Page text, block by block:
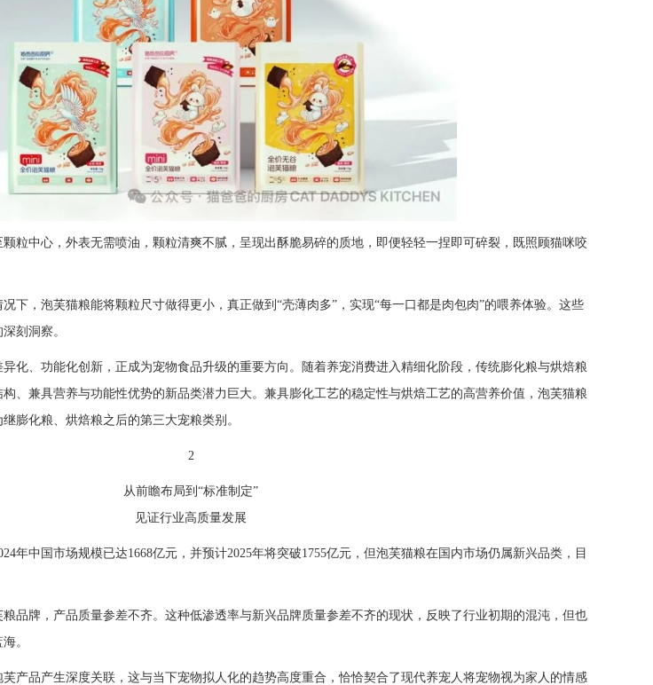
粒中心，外表无需喷油，颗粒清爽不腻，呈现出酥脆易碎的质地，即便轻轻一捏即可碎裂，既照顾猫咪咬
下，泡芙猫粮能将颗粒尺寸做得更小，真正做到“壳薄肉多”，实现“每一口都是肉包肉”的喂养体验。这些
刻洞察。
化、功能化创新，正成为宠物食品升级的重要方向。随着养宠消费进入精细化阶段，传统膨化粮与烘焙粮
、兼具营养与功能性优势的新品类潜力巨大。兼具膨化工艺的稳定性与烘焙工艺的高营养价值，泡芙猫粮
膨化粮、烘焙粮之后的第三大宠粮类别。
2
从前瞻布局到“标准制定”
见证行业高质量发展
年中国市场规模已达1668亿元，并预计2025年将突破1755亿元，但泡芙猫粮在国内市场仍属新兴品类，目
品牌，产品质量参差不齐。这种低渗透率与新兴品牌质量参差不齐的现状，反映了行业初期的混沌，但也
。
产品产生深度关联，这与当下宠物拟人化的趋势高度重合，恰恰契合了现代养宠人将宠物视为家人的情感